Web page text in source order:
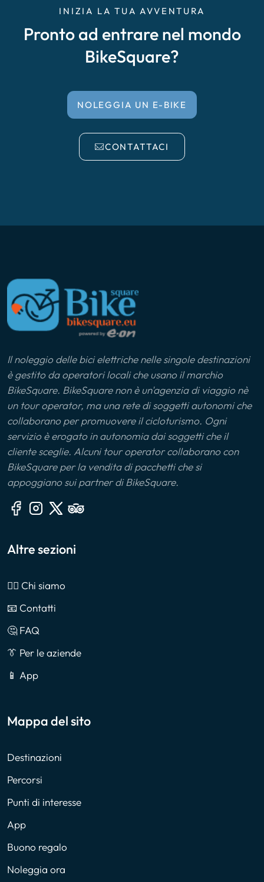
INIZIA LA TUA AVVENTURA
Pronto ad entrare nel mondo
BikeSquare?
NOLEGGIA UN E-BIKE
CONTATTACI
Il noleggio delle bici elettriche nelle singole destinazioni
è gestito da operatori locali che usano il marchio
BikeSquare. BikeSquare non è un'agenzia di viaggio nè
un tour operator, ma una rete di soggetti autonomi che
collaborano per promuovere il cicloturismo. Ogni
servizio è erogato in autonomia dai soggetti che il
cliente sceglie. Alcuni tour operator collaborano con
BikeSquare per la vendita di pacchetti che si
appoggiano sui partner di BikeSquare.
Altre sezioni
🙎‍♂️ Chi siamo
📧 Contatti
🤔 FAQ
👔 Per le aziende
📱 App
Mappa del sito
Destinazioni
Percorsi
Punti di interesse
App
Buono regalo
Noleggia ora